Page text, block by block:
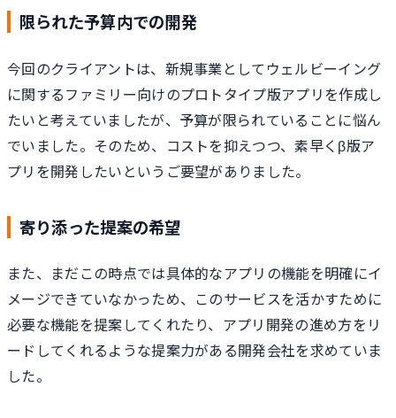
限られた予算内での開発
今回のクライアントは、新規事業としてウェルビーイング
に関するファミリー向けのプロトタイプ版アプリを作成し
たいと考えていましたが、予算が限られていることに悩ん
でいました。そのため、コストを抑えつつ、素早くβ版ア
プリを開発したいというご要望がありました。
寄り添った提案の希望
また、まだこの時点では具体的なアプリの機能を明確にイ
メージできていなかっため、このサービスを活かすために
必要な機能を提案してくれたり、アプリ開発の進め方をリ
ードしてくれるような提案力がある開発会社を求めていま
した。